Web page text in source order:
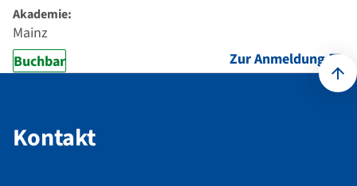
Akademie:
Mainz
Buchbar
Zur Anmeldung
Kontakt